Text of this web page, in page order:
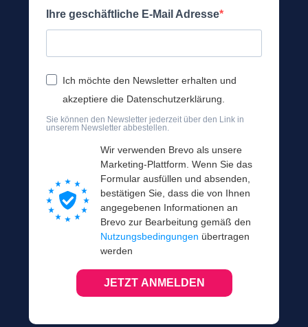
Ihre geschäftliche E-Mail Adresse
Ich möchte den Newsletter erhalten und
akzeptiere die Datenschutzerklärung.
Sie können den Newsletter jederzeit über den Link in
unserem Newsletter abbestellen.
Wir verwenden Brevo als unsere
Marketing-Plattform. Wenn Sie das
Formular ausfüllen und absenden,
bestätigen Sie, dass die von Ihnen
angegebenen Informationen an
Brevo zur Bearbeitung gemäß den
Nutzungsbedingungen übertragen
werden
JETZT ANMELDEN